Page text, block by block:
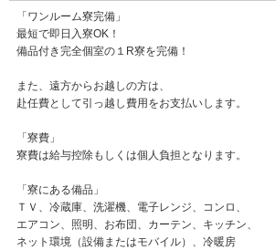
「ワンルーム寮完備」
最短で即日入寮OK！
備品付き完全個室の１R寮を完備！
また、遠方からお越しの方は、
赴任費として引っ越し費用をお支払いします。
「寮費」
寮費は給与控除もしくは個人負担となります。
「寮にある備品」
ＴＶ、冷蔵庫、洗濯機、電子レンジ、コンロ、
エアコン、照明、お布団、カーテン、キッチン、
ネット環境（設備またはモバイル）、冷暖房